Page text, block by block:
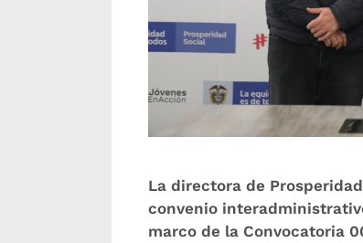
La directora de
convenio
marco de la Convocatoria